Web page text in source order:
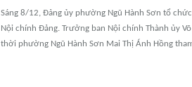
Sáng 8/12, Đảng ủy phường Ngũ Hành Sơn tổ
Nội chính Đảng. Trưởng ban Nội chính Thành ủy
thời phường Ngũ Hành Sơn Mai Thị Ánh Hồng